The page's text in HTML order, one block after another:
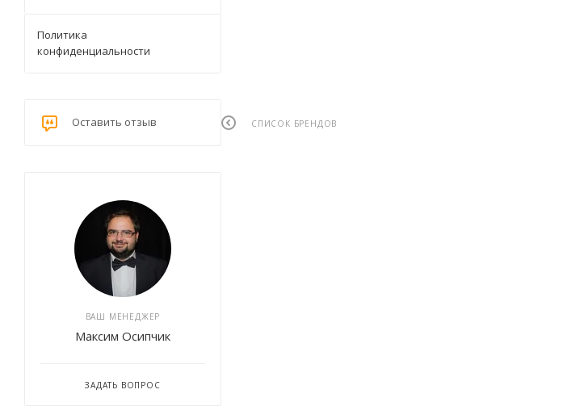
СПИСОК БРЕНДОВ
Политика
конфиденциальности
Оставить отзыв
ВАШ МЕНЕДЖЕР
Максим Осипчик
ЗАДАТЬ ВОПРОС